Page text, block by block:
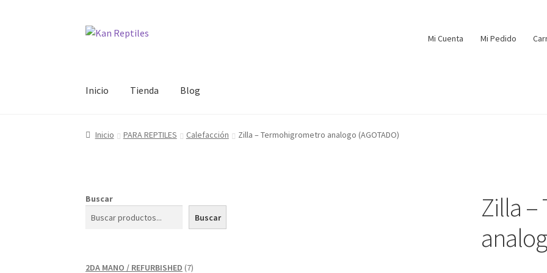
Ir
Ir
Mi Cuenta Mi Pedido
Inicio Tienda Blog
Inicio PARA REPTILES Calefacción Zilla – Termohigrometro analogo (AGOTADO)
Zilla
Buscar
Buscar
2DA MANO / REFURBISHED 77